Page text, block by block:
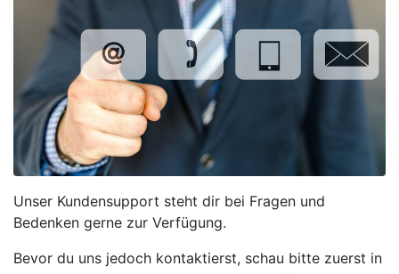
Unser Kundensupport steht dir bei Fragen und
Bedenken gerne zur Verfügung.
Bevor du uns jedoch kontaktierst, schau bitte zuerst in